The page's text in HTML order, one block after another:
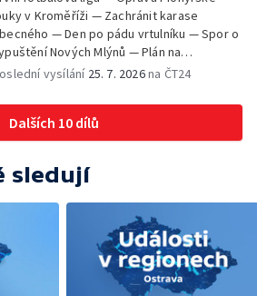
seriál pro děti
v Kroměříži — Zachránit karase
— Den po pádu vrtulníku — Spor o
Nových Mlýnů — Plán na
ohořelé budovy — 52. ročník
továrny
vysílání 25. 7. 2026na ČT24
Dalších 10 dílů
sledují